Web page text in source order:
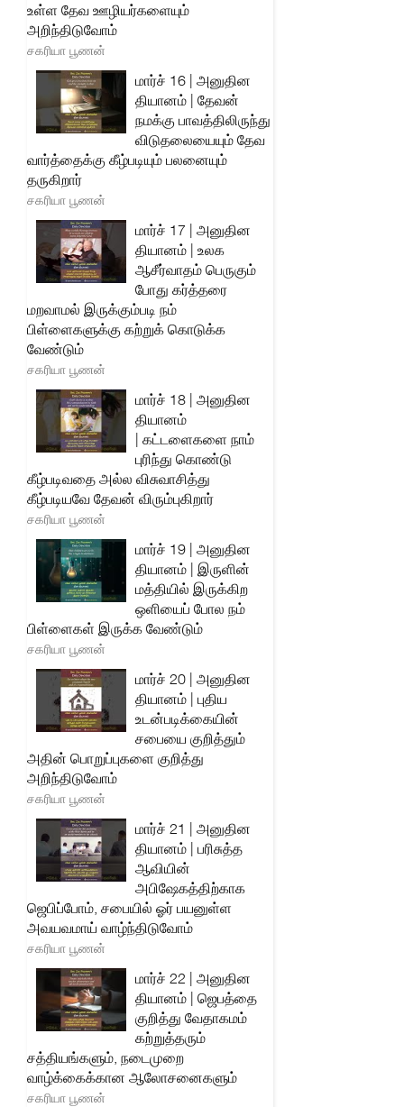
உள்ள தேவ ஊழியர்களையும்
அறிந்திடுவோம்
சகரியா பூணன்
மார்ச் 16 | அனுதின
தியானம் | தேவன்
நமக்கு பாவத்திலிருந்து
விடுதலையையும் தேவ
வார்த்தைக்கு கீழ்படியும் பலனையும்
தருகிறார்
சகரியா பூணன்
மார்ச் 17 | அனுதின
தியானம் | உலக
ஆசீர்வாதம் பெருகும்
போது கர்த்தரை
மறவாமல் இருக்கும்படி நம்
பிள்ளைகளுக்கு கற்றுக் கொடுக்க
வேண்டும்
சகரியா பூணன்
மார்ச் 18 | அனுதின
தியானம்
| கட்டளைகளை நாம்
புரிந்து கொண்டு
கீழ்படிவதை அல்ல விசுவாசித்து
கீழ்படியவே தேவன் விரும்புகிறார்
சகரியா பூணன்
மார்ச் 19 | அனுதின
தியானம் | இருளின்
மத்தியில் இருக்கிற
ஒளியைப் போல நம்
பிள்ளைகள் இருக்க வேண்டும்
சகரியா பூணன்
மார்ச் 20 | அனுதின
தியானம் | புதிய
உடன்படிக்கையின்
சபையை குறித்தும்
அதின் பொறுப்புகளை குறித்து
அறிந்திடுவோம்
சகரியா பூணன்
மார்ச் 21 | அனுதின
தியானம் | பரிசுத்த
ஆவியின்
அபிஷேகத்திற்காக
ஜெபிப்போம், சபையில் ஓர் பயனுள்ள
அவயவமாய் வாழ்ந்திடுவோம்
சகரியா பூணன்
மார்ச் 22 | அனுதின
தியானம் | ஜெபத்தை
குறித்து வேதாகமம்
கற்றுத்தரும்
சத்தியங்களும், நடைமுறை
வாழ்க்கைக்கான ஆலோசனைகளும்
சகரியா பூணன்